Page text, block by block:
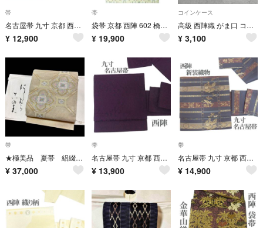
帯
名古屋帯 九寸 京都 西陣 金糸 くすみ黄ベージュ 変わり市松 葉 カジュアル 正絹 絹 なごみ 中古 仕立て上がり kp2471
¥ 12,900
帯
袋帯 京都 西陣 602 橋本テル織物 金糸 薄水色 華文 フォーマル 正絹 絹 美品 なごみ 新古品 仕立て上がり kp2466
¥ 19,900
コインケース
高級 西陣織 がま口 コインケース 小銭入れ 財布 小物入れ レトロ 和装 着物
¥ 3,100
帯
★極美品 夏帯 絽綴れ 太鼓柄袋帯 金通し 蜀江文 にしむら扱い たとう紙付き フォーマル 訪問着 留袖 高級
¥ 37,000
帯
名古屋帯 九寸 京都 西陣 紫 花唐草 華文 全通 カジュアル 正絹 絹 美品 未使用 なごみ 新古品 仕立て上がり kp2464
¥ 13,900
帯
名古屋帯 九寸 京都 西陣 1587 新装織物 金糸 灰紫 新古品 kp2460
¥ 14,900